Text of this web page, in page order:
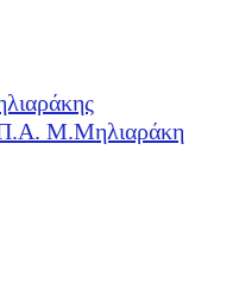
Μ.Μηλιαράκη